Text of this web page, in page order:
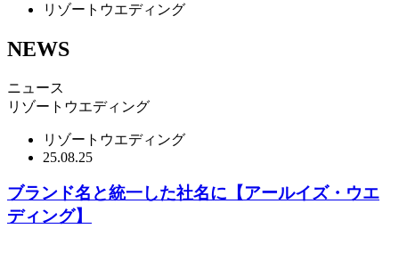
リゾートウエディング
NEWS
ニュース
リゾートウエディング
リゾートウエディング
25.08.25
ブランド名と統一した社名に【アールイズ・ウエ
ディング】